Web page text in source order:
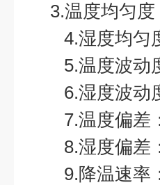
3.温度均匀
4.湿度均匀
5.温度波动
6.湿度波动
7.温度偏差
8.湿度偏差
9.降温速率